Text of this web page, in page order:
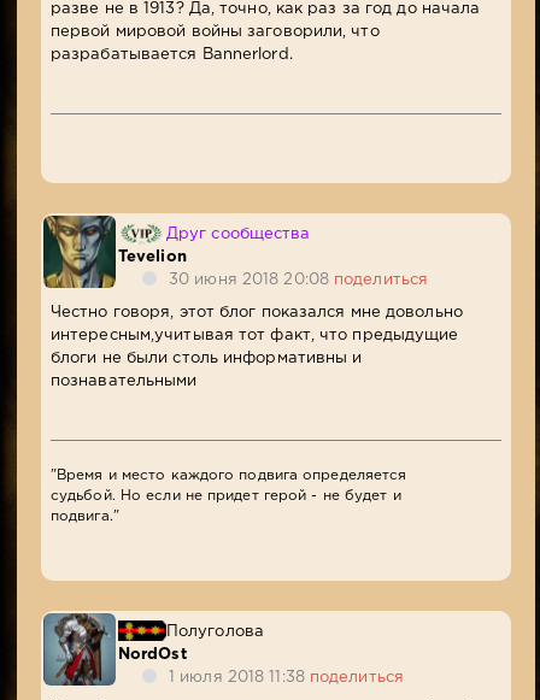
разве не в 1913? Да, точно, как раз за год до начала
первой мировой войны заговорили, что
разрабатывается Bannerlord.
Друг сообщества
Tevelion
30 июня 2018 20:08 поделиться
Честно говоря, этот блог показался мне довольно
интересным,учитывая тот факт, что предыдущие
блоги не были столь информативны и
познавательными
"Время и место каждого подвига определяется
судьбой. Но если не придет герой - не будет и
подвига."
Полуголова
NordOst
1 июля 2018 11:38 поделиться